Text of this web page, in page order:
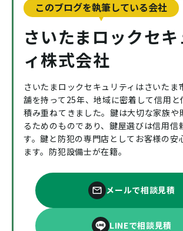
このブログを執筆している会社
さいたまロックセキ
ィ株式会社
さいたまロックセキュリティはさいたま
舗を持って25年、地域に密着して信用と
積み重ねてきました。鍵は大切な家族や
るためのものであり、鍵屋選びは信用信
す。鍵と防犯の専門店としてお客様の安
ます。防犯設備士が在籍。
メールで相談見積
LINEで相談見積